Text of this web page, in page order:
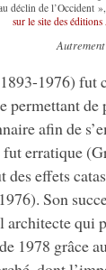
déclin de l’Occident
sur le site des
Autrement
1976) fut
permettant de
afin de
erratique
des effets
Son
architecte qui
1978 grâce